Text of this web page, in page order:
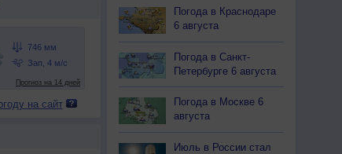
на сайт
Погода в Краснодаре
6 августа
Погода в Санкт-
Петербурге 6 августа
Погода в Москве 6
августа
Июль в России стал